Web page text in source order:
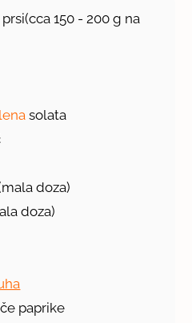
prsi(cca150 - 200 g na
solata
doza)
doza)
paprike